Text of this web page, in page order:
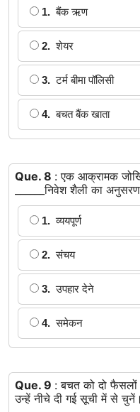
1. बैंक ऋण
2. शेयर
3. टर्म बीमा पॉलिसी
4. बचत बैंक खाता
Que. 8 : एक आक्रामक
______निवेश शैली का
1. व्ययपूर्ण
2. संचय
3. उपहार देने
4. समेकन
Que. 9 : बचत को दो
उन्हें नीचे दी गई सूची में से चुनें।